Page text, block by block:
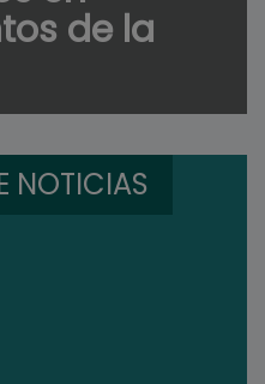
de la
NOTICIAS